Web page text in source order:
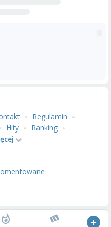
Regulamin
Hity
Ranking